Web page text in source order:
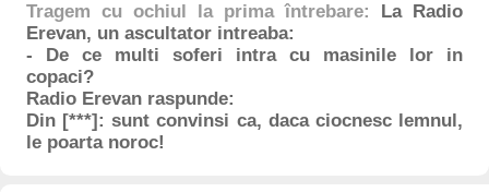
Tragem cu ochiul la prima întrebare:
La Radio
Erevan, un ascultator intreaba:
- De ce multi soferi intra cu masinile lor in
copaci?
Radio Erevan raspunde:
Din [***]: sunt convinsi ca, daca ciocnesc lemnul,
le poarta noroc!